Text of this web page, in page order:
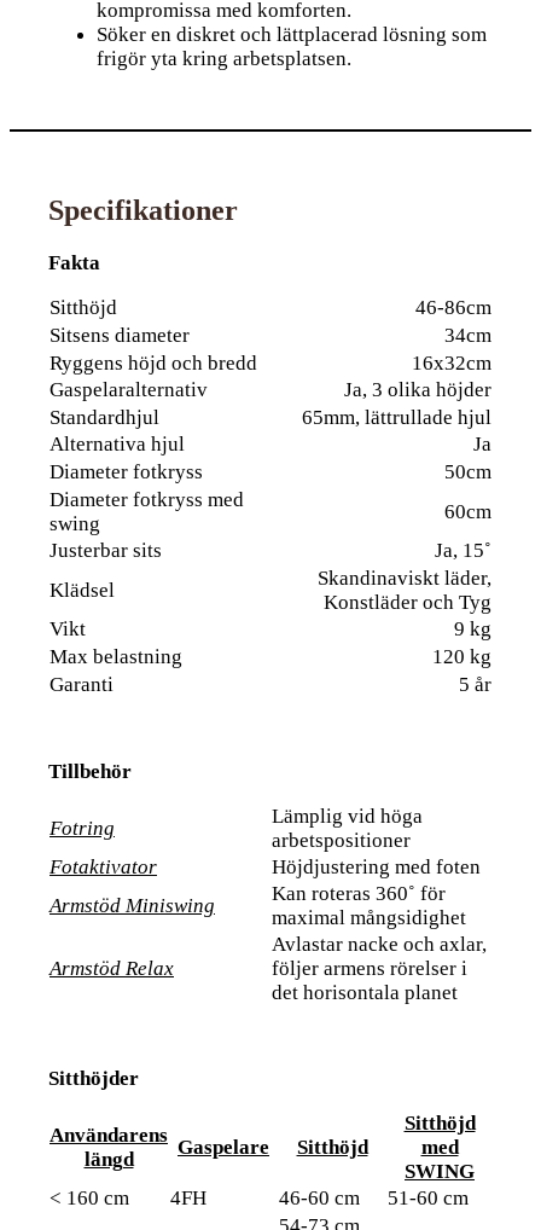
kompromissa med komforten.
Söker en diskret och lättplacerad lösning som
frigör yta kring arbetsplatsen.
Specifikationer
Fakta
Sitthöjd
46-86cm
Sitsens diameter
34cm
Ryggens höjd och bredd
16x32cm
Gaspelaralternativ
Ja, 3 olika höjder
Standardhjul
65mm, lättrullade hjul
Alternativa hjul
Ja
Diameter fotkryss
50cm
Diameter fotkryss med
swing
60cm
Justerbar sits
Ja, 15˚
Klädsel
Skandinaviskt läder,
Konstläder och Tyg
Vikt
9 kg
Max belastning
120 kg
Garanti
5 år
Tillbehör
Fotring
Lämplig vid höga
arbetspositioner
Fotaktivator
Höjdjustering med foten
Armstöd Miniswing
Kan roteras 360˚ för
maximal mångsidighet
Armstöd Relax
Avlastar nacke och axlar,
följer armens rörelser i
det horisontala planet
Sitthöjder
Användarens
längd
Gaspelare Sitthöjd
Sitthöjd
med
SWING
< 160 cm
4FH 46-60 cm
51-60 cm
54-73 cm